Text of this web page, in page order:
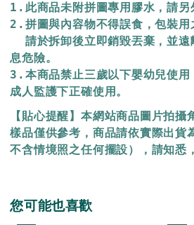
1.此商品未附拼圖專用膠水，請另
2.拼圖與內容物不得誤食，包裝用
  請於拆卸後立即銷毀丟棄，
並遠
息危險。
3.本商品禁止三歲以下嬰幼兒使
成人監護下正確使用。
【貼心提醒】本網站商品圖片拍
樣品僅供參考，商品請依實際出貨
不含情境照之任何擺設），請知悉
您可能也喜歡